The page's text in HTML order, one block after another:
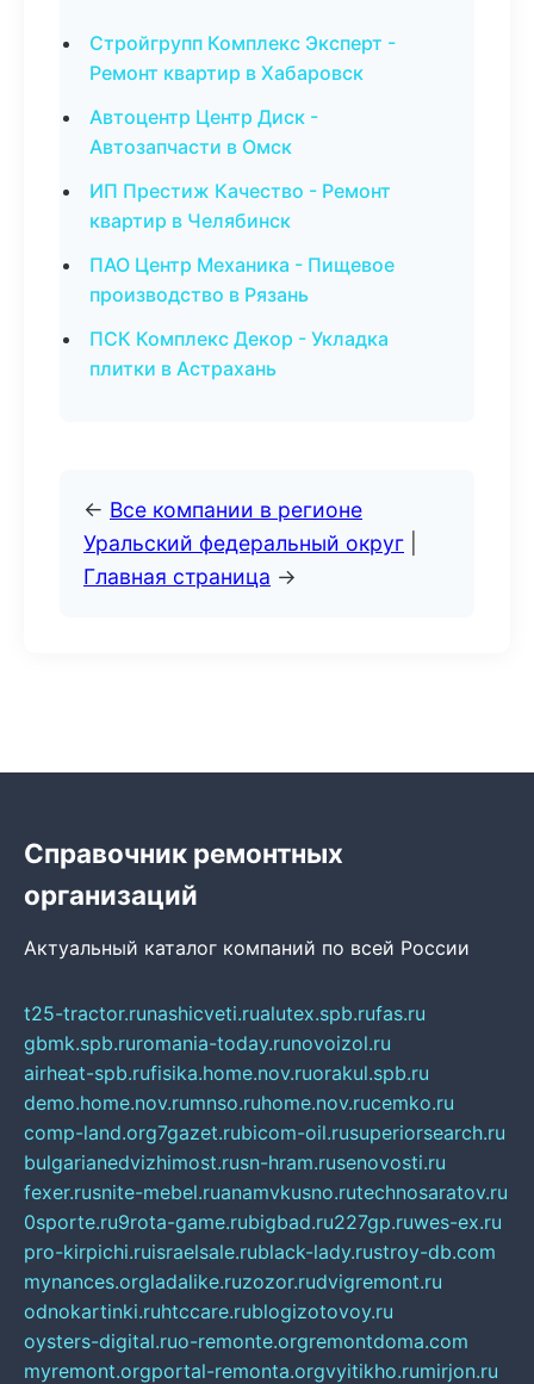
Стройгрупп Комплекс Эксперт -
Ремонт квартир в Хабаровск
Автоцентр Центр Диск -
Автозапчасти в Омск
ИП Престиж Качество - Ремонт
квартир в Челябинск
ПАО Центр Механика - Пищевое
производство в Рязань
ПСК Комплекс Декор - Укладка
плитки в Астрахань
← Все компании в регионе
Уральский федеральный округ
Главная страница →
Справочник ремонтных
организаций
Актуальный каталог компаний по всей России
t25-tractor.runashicveti.rualutex.spb.rufas.ru
gbmk.spb.ruromania-today.runovoizol.ru
airheat-spb.rufisika.home.nov.ruorakul.spb.ru
demo.home.nov.rumnso.ruhome.nov.rucemko.ru
comp-land.org7gazet.rubicom-oil.rusuperiorsearch.ru
bulgarianedvizhimost.rusn-hram.rusenovosti.ru
fexer.rusnite-mebel.ruanamvkusno.rutechnosaratov.ru
0sporte.ru9rota-game.rubigbad.ru227gp.ruwes-ex.ru
pro-kirpichi.ruisraelsale.rublack-lady.rustroy-db.com
mynances.orgladalike.ruzozor.rudvigremont.ru
odnokartinki.ruhtccare.rublogizotovoy.ru
oysters-digital.ruo-remonte.orgremontdoma.com
myremont.orgportal-remonta.orgvyitikho.rumirjon.ru